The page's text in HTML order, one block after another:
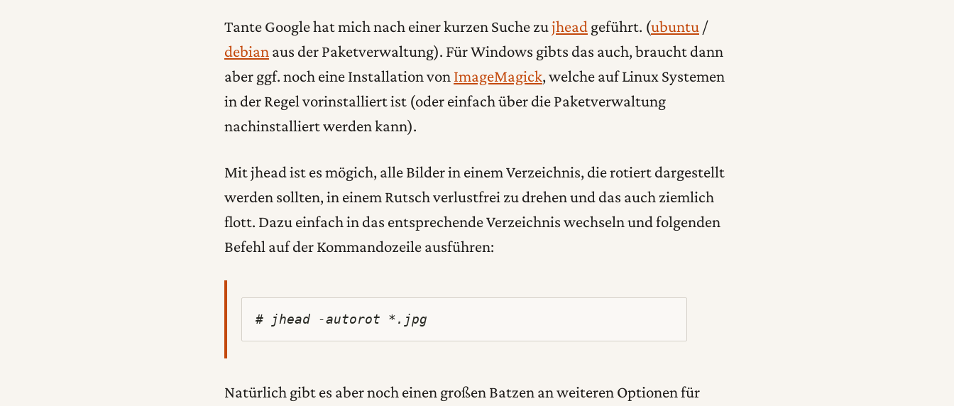
Tante Google hat mich nach einer kurzen Suche zujheadgeführt. (ubuntu /
debian aus der Paketverwaltung). Für Windows gibts das auch, braucht dann
aber ggf. noch eine Installation von ImageMagick, welche auf Linux Systemen
in der Regel vorinstalliert ist (oder einfach über die Paketverwaltung
nachinstalliert werden kann).
Mit jhead ist es mögich, alle Bilder in einem Verzeichnis, die rotiert dargestellt
werden sollten, in einem Rutsch verlustfrei zu drehen und das auch ziemlich
flott. Dazu einfach in das entsprechende Verzeichnis wechseln und folgenden
Befehl auf der Kommandozeile ausführen:
# jhead -autorot *.jpg
Natürlich gibt es aber noch einen großen Batzen an weiteren Optionen für